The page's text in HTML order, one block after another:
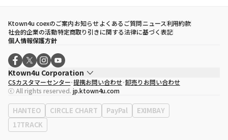
Ktown4u coexのご案内お知らせよくあるご質問ニュース利用約款
社会的企業の活動特定商取り引きに関する法律に基づく表記
個人情報保護方針
Ktown4u Corporation
代表取締役
ソン・ヒョミン
事業者登録番号120-87-71116
eContext
0120-23-7523
事務所住所
ソウル特別市江南区永東大路513、3階(三成洞、coex)
CSカスタマーセンター 提携お問い合わせ 卸売りお問い合わせ
ⓒ All rights reserved. jp.ktown4u.com
HANTEO CIRCLE CHART PayPal
EXIMBAY
17TRACK